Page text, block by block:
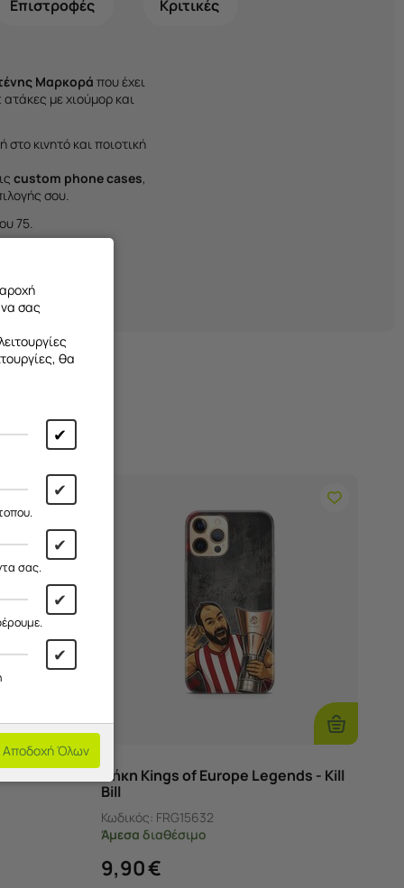
Επιστροφές Κριτικές
Μαρκορά που έχει
ατάκες με χιούμορ και
κινητό και ποιοτική
custom phone cases,
σου.
75.
Επιλογές Επιλογές
Θήκη Kings of Europe Legends - Kill
Bill
Κωδικός: FRG15632
Άμεσα διαθέσιμο
9,90€
σας
θα
✔
✔
✔
σας.
✔
✔
Αποδοχή Όλων